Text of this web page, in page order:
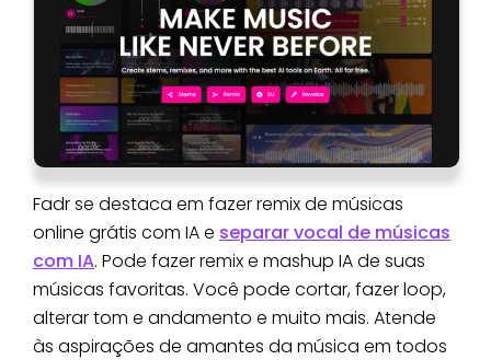
Fadr se destaca em fazer remix de músicas
online grátis com IA e separar vocal de músicas
com IA. Pode fazer remix e mashup IA de suas
músicas favoritas. Você pode cortar, fazer loop,
alterar tom e andamento e muito mais. Atende
às aspirações de amantes da música em todos